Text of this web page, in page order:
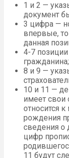
1 и 2 —
документ
3 цифра —
впервые,
данная
4-7
гражданина;
8 и 9 —
10 и 11 —
имеет свои
относится
рождения
сведения о
цифр
11 будут